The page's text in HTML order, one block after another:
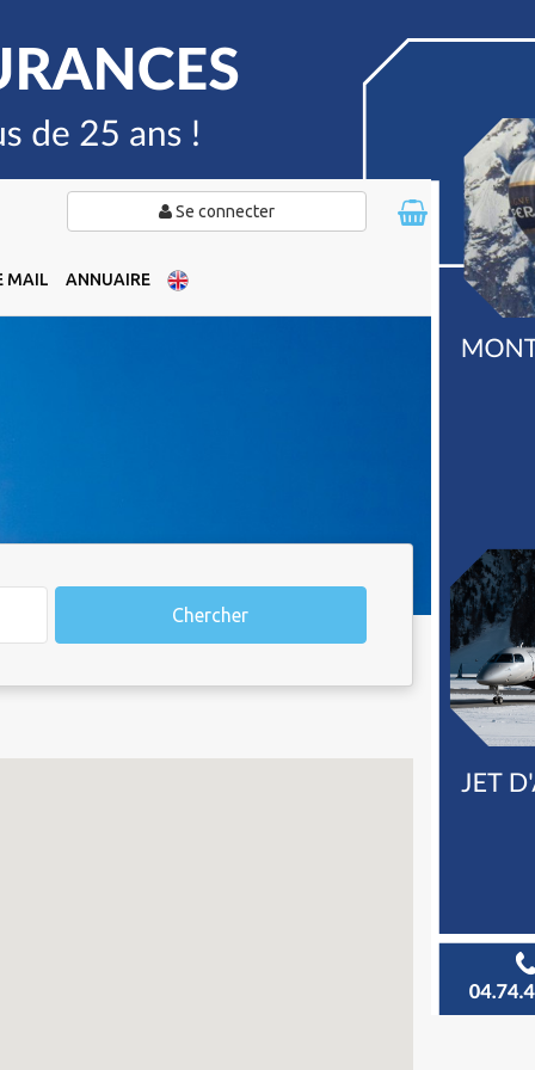
Se connecter
MAIL ANNUAIRE
Chercher